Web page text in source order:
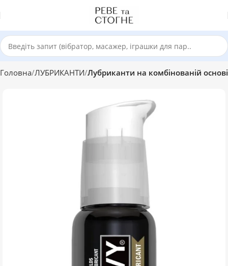
Головна ЛУБРИКАНТИ Лубриканти на комбінованій основі